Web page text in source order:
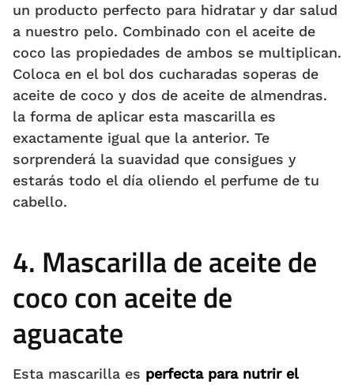
un producto perfecto para hidratar y dar salud
a nuestro pelo. Combinado con el aceite de
coco las propiedades de ambos se multiplican.
Coloca en el bol dos cucharadas soperas de
aceite de coco y dos de aceite de almendras.
la forma de aplicar esta mascarilla es
exactamente igual que la anterior. Te
sorprenderá la suavidad que consigues y
estarás todo el día oliendo el perfume de tu
cabello.
4. Mascarilla de aceite de
coco con aceite de
aguacate
Esta mascarilla es perfecta para nutrir el